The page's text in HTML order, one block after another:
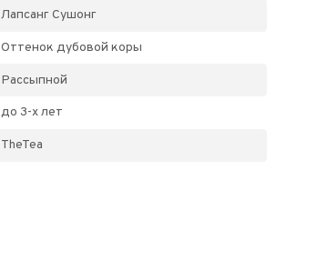
Лапсанг Сушонг
Оттенок дубовой коры
Рассыпной
до 3-х лет
TheTea